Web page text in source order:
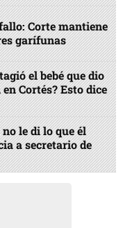
Corte mantiene
garífunas
el bebé que dio
Cortés? Esto dice
le di lo que él
a secretario de